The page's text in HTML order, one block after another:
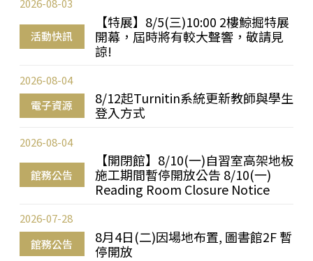
活動快訊
【特展】8/5(三)10:00 2樓鯨掘特展
開幕，屆時將有較大聲響，敬請見
諒!
2026-08-03
電子資源
8/12起Turnitin系統更新教師與學生
登入方式
2026-08-04
館務公告
【開閉館】8/10(一)自習室高架地板
施工期間暫停開放公告 8/10(一)
Reading Room Closure Notice
2026-08-04
館務公告
8月4日(二)因場地布置, 圖書館2F 暫
停開放
2026-07-28